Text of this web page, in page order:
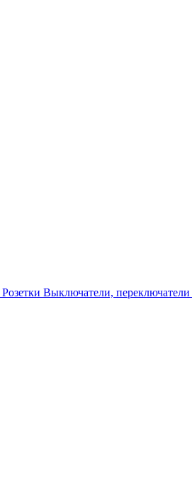
Розетки Выключатели, переключатели